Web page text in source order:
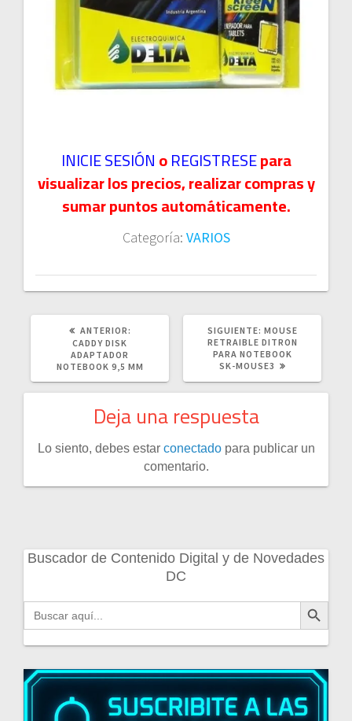
INICIE SESIÓNoREGISTRESEpara
visualizar los precios, realizar compras y
sumar puntos automáticamente.
Categoría: VARIOS
ANTERIOR:
CADDY DISK
ADAPTADOR
NOTEBOOK 9,5 MM
SIGUIENTE: SIGUIENTE
POST:
MOUSE
RETRAIBLE DITRON
PARA NOTEBOOK
SK-MOUSE3
Deja una respuesta
Lo siento, debes estar conectadopara publicar un
comentario.
Buscador de Contenido Digital y de Novedades
DC
Buscar: Botón de búsqueda